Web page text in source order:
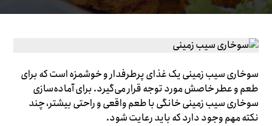
سوخاری سیب زمینی یک غذای پرطرفدار و خوشمزه است که برای
طعم و عطر خاصش مورد توجه قرار می‌گیرد. برای آماده‌سازی
سوخاری سیب زمینی خانگی با طعم واقعی و راحتی بیشتر، چند
نکته مهم وجود دارد که باید رعایت شود.